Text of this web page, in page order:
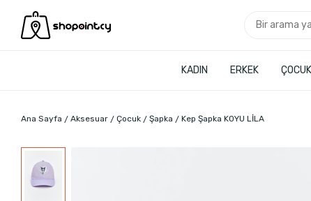
KADIN ERKEK ÇOCUK
Ana Sayfa Aksesuar Çocuk Şapka Kep Şapka KOYU LİLA